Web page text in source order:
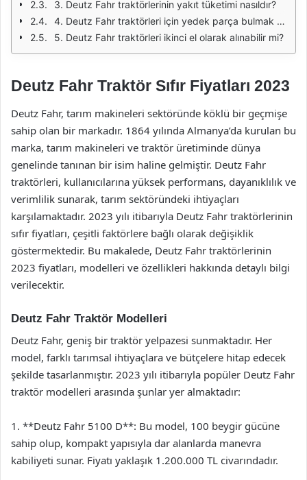
3. Deutz Fahr traktörlerinin yakıt tüketimi nasıldır?
4. Deutz Fahr traktörleri için yedek parça bulmak zor mu?
5. Deutz Fahr traktörleri ikinci el olarak alınabilir mi?
Deutz Fahr Traktör Sıfır Fiyatları 2023
Deutz Fahr, tarım makineleri sektöründe köklü bir geçmişe
sahip olan bir markadır. 1864 yılında Almanya’da kurulan bu
marka, tarım makineleri ve traktör üretiminde dünya
genelinde tanınan bir isim haline gelmiştir. Deutz Fahr
traktörleri, kullanıcılarına yüksek performans, dayanıklılık ve
verimlilik sunarak, tarım sektöründeki ihtiyaçları
karşılamaktadır. 2023 yılı itibarıyla Deutz Fahr traktörlerinin
sıfır fiyatları, çeşitli faktörlere bağlı olarak değişiklik
göstermektedir. Bu makalede, Deutz Fahr traktörlerinin
2023 fiyatları, modelleri ve özellikleri hakkında detaylı bilgi
verilecektir.
Deutz Fahr Traktör Modelleri
Deutz Fahr, geniş bir traktör yelpazesi sunmaktadır. Her
model, farklı tarımsal ihtiyaçlara ve bütçelere hitap edecek
şekilde tasarlanmıştır. 2023 yılı itibarıyla popüler Deutz Fahr
traktör modelleri arasında şunlar yer almaktadır:
1. **Deutz Fahr 5100 D**: Bu model, 100 beygir gücüne
sahip olup, kompakt yapısıyla dar alanlarda manevra
kabiliyeti sunar. Fiyatı yaklaşık 1.200.000 TL civarındadır.